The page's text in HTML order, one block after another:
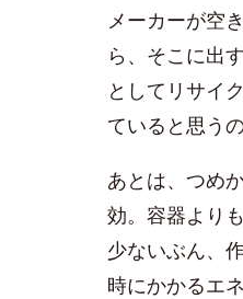
メーカーが空
ら、そこに出
としてリサイ
ていると思う
あとは、つめ
効。容器より
少ないぶん、
時にかかるエ